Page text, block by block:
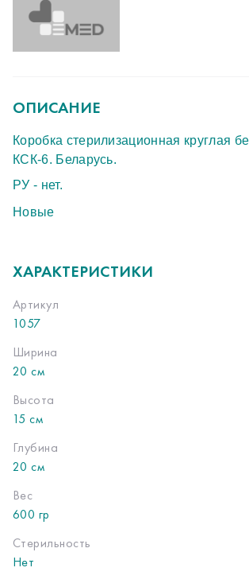
ОПИСАНИЕ
Коробка стерилизационная круглая
КСК-6. Беларусь.
РУ - нет.
Новые
ХАРАКТЕРИСТИКИ
Артикул
1057
Ширина
20 см
Высота
15 см
Глубина
20 см
Вес
600 гр
Стерильность
Нет